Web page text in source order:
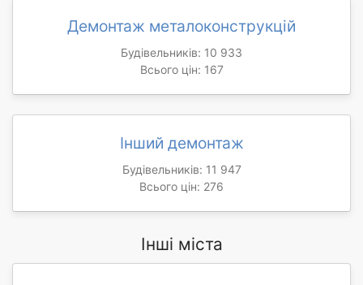
Демонтаж металоконструкцій
Будівельників: 10 933
Всього цін: 167
Інший демонтаж
Будівельників: 11 947
Всього цін: 276
Інші міста